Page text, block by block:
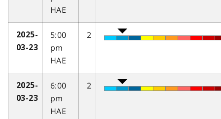
HAE
2025-
03-23
5:00
pm
HAE
2
2025-
03-23
6:00
pm
HAE
2